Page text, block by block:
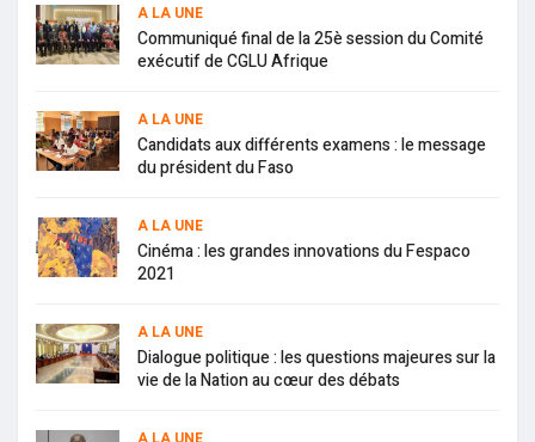
A LA UNE
Communiqué final de la 25è session du Comité
exécutif de CGLU Afrique
A LA UNE
Candidats aux différents examens : le message
du président du Faso
A LA UNE
Cinéma : les grandes innovations du Fespaco
2021
A LA UNE
Dialogue politique : les questions majeures sur la
vie de la Nation au cœur des débats